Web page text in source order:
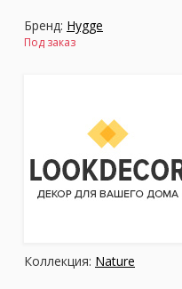
Бренд: Hygge
Под заказ
Коллекция: Nature